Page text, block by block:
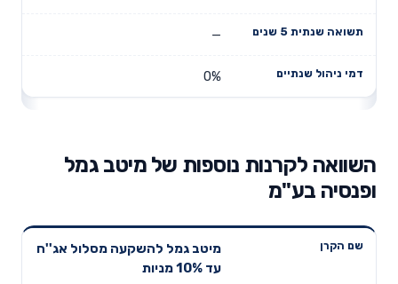
—
0%
השוואה לקרנות נוספות של מיטב גמל
ופנסיה בע"מ
שנתית 3
תשואה
דמי ניהול
מיטב גמל להשקעה מסלול אג''ח
עד 10% מניות